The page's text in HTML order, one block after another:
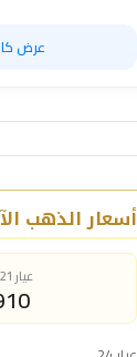
عرض
أسعار الذهب
عيار 21 (الأكثر مبيعاً)